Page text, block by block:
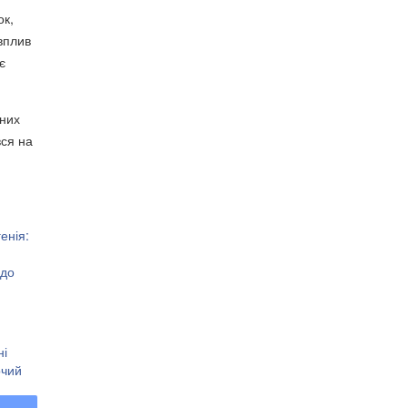
на